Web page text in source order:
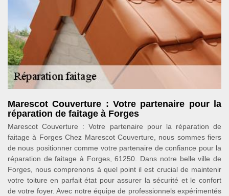
Marescot Couverture : Votre partenaire pour la
réparation de faitage à Forges
Marescot Couverture : Votre partenaire pour la réparation de
faitage à Forges Chez Marescot Couverture, nous sommes fiers
de nous positionner comme votre partenaire de confiance pour la
réparation de faitage à Forges, 61250. Dans notre belle ville de
Forges, nous comprenons à quel point il est crucial de maintenir
votre toiture en parfait état pour assurer la sécurité et le confort
de votre foyer. Avec notre équipe de professionnels expérimentés